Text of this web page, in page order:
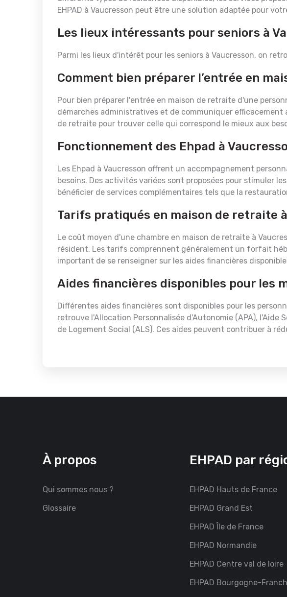
EHPAD à Vaucresson peut être une solution adaptée pour
Les lieux intéressants pour seniors à
Parmi les lieux d'intérêt pour les seniors à Vaucresson, on
Comment bien préparer l’entrée en
Pour bien préparer l'entrée en maison de retraite d'une
démarches administratives et de communiquer efficacement
de retraite pour trouver celle qui correspond le mieux aux
Fonctionnement des Ehpad à
Les Ehpad à Vaucresson offrent un accompagnement
besoins. Des activités variées sont proposées pour stimuler
bénéficier de services complémentaires tels que la
Tarifs pratiqués en maison de retraite
Le coût moyen d'une chambre en maison de retraite à
résident. Les tarifs comprennent généralement un forfait
important de se renseigner sur les aides financières
Aides financières disponibles pour les
Différentes aides financières sont disponibles pour les
retrouve l'Allocation Personnalisée d'Autonomie (APA), l'Aide
de Logement Social (ALS). Ces aides peuvent contribuer à
À propos
Qui sommes nous ?
Glossaire
EHPAD par
EHPAD Hauts de France
EHPAD Grand Est
EHPAD Île de France
EHPAD Normandie
EHPAD Centre val de loire
EHPAD Bourgogne-